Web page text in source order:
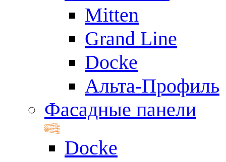
Mitten
Grand Line
Docke
Альта-Профиль
Фасадные панели
Docke